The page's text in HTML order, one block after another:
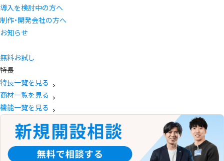
導入を検討中の方へ
制作・開発会社の方へ
お知らせ
無料お試し
特長
特長一覧を見る
商材一覧を見る
機能一覧を見る